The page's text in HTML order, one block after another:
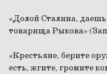
«Долой Сталина,
товарища Рыкова»
«Крестьяне, берите
есть, жгите, громите